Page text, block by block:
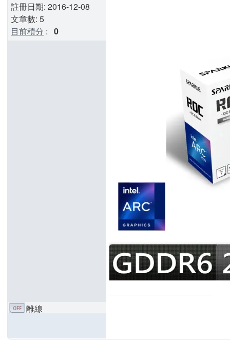
註冊日期: 2016-12-08
文章數: 5
目前積分 : 0
離線